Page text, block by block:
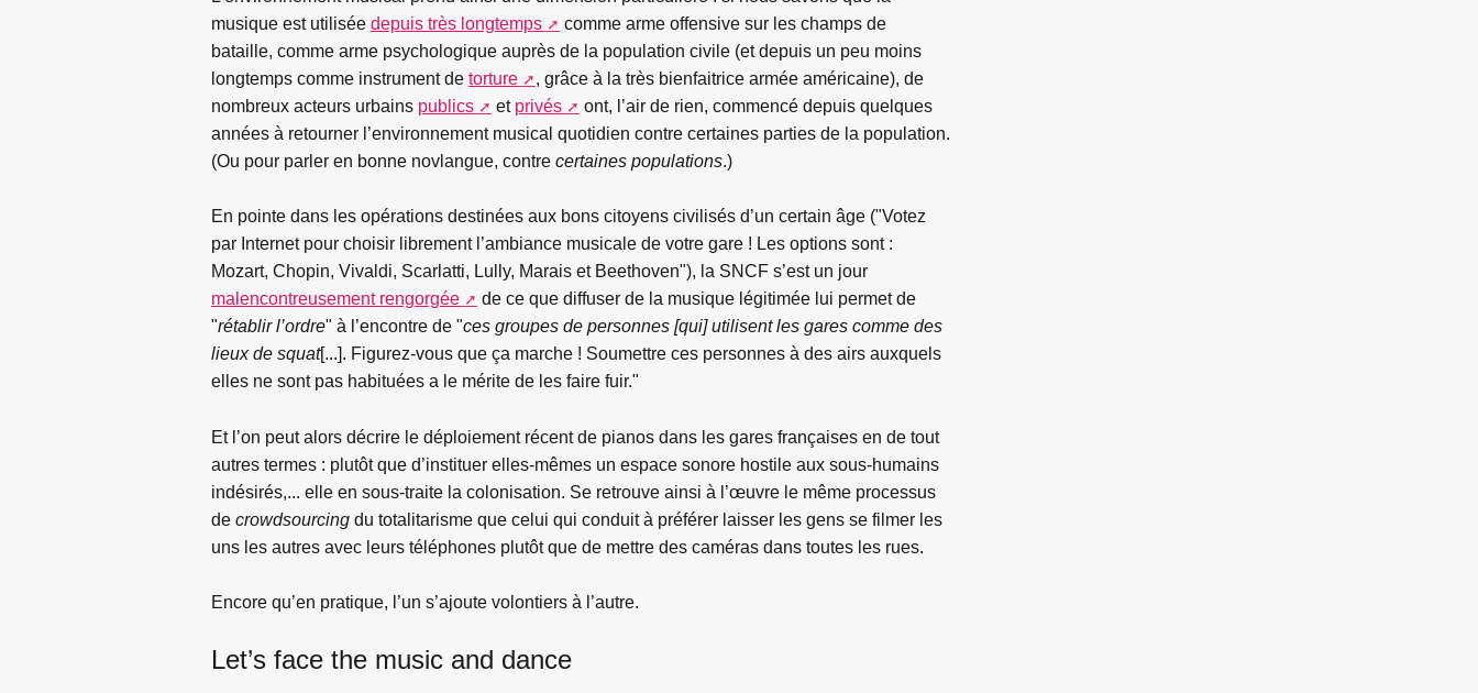
musique est utilisée depuis très longtemps
comme arme offensive sur les champs de
bataille, comme arme psychologique auprès de la population civile (et depuis un peu moins
longtemps comme instrument de torture
, grâce à la très bienfaitrice armée américaine), de
nombreux acteurs urbains publics et privés
ont, l’air de rien, commencé depuis quelques
années à retourner l’environnement musical quotidien contre certaines parties de la population.
(Ou pour parler en bonne novlangue, contre certaines populations.)
En pointe dans les opérations destinées aux bons citoyens civilisés d’un certain âge ("Votez
par Internet pour choisir librement l’ambiance musicale de votre gare ! Les options sont :
Mozart, Chopin, Vivaldi, Scarlatti, Lully, Marais et Beethoven"), la SNCF s’est un jour
malencontreusement rengorgée
de ce que diffuser de la musique légitimée lui permet de
"rétablir l’ordre" à l’encontre de "ces groupes de personnes [qui] utilisent les gares comme des
lieux de squat[...]. Figurez-vous que ça marche ! Soumettre ces personnes à des airs auxquels
elles ne sont pas habituées a le mérite de les faire fuir."
Et l’on peut alors décrire le déploiement récent de pianos dans les gares françaises en de tout
autres termes : plutôt que d’instituer elles-mêmes un espace sonore hostile aux sous-humains
indésirés,... elle en sous-traite la colonisation. Se retrouve ainsi à l’œuvre le même processus
de crowdsourcing du totalitarisme que celui qui conduit à préférer laisser les gens se filmer les
uns les autres avec leurs téléphones plutôt que de mettre des caméras dans toutes les rues.
Encore qu’en pratique, l’un s’ajoute volontiers à l’autre.
Let’s face the music and dance